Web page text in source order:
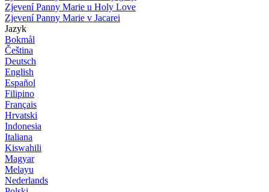
Zjevení Panny Marie u Holy Love
Zjevení Panny Marie v Jacarei
Jazyk
Bokmål
Čeština
Deutsch
English
Español
Filipino
Français
Hrvatski
Indonesia
Italiana
Kiswahili
Magyar
Melayu
Nederlands